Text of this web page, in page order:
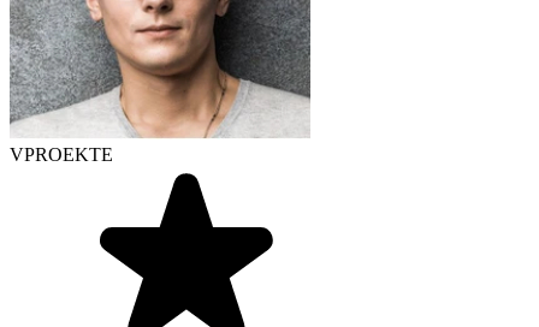
VPROEKTE